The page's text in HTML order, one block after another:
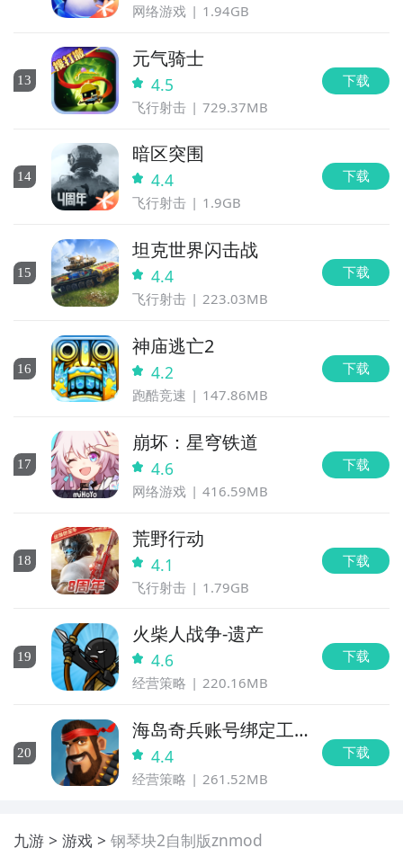
网络游戏 1.94GB
13
元气骑士
4.5
飞行射击 729.37MB
下载
14
暗区突围
4.4
飞行射击 1.9GB
下载
15
坦克世界闪击战
4.4
飞行射击 223.03MB
下载
16
神庙逃亡2
4.2
跑酷竞速 147.86MB
下载
17
崩坏：星穹铁道
4.6
网络游戏 416.59MB
下载
18
荒野行动
4.1
飞行射击 1.79GB
下载
19
火柴人战争-遗产
4.6
经营策略 220.16MB
下载
20
海岛奇兵账号绑定工
具 4.4
经营策略 261.52MB
下载
九游 游戏 钢琴块2自制版znmod